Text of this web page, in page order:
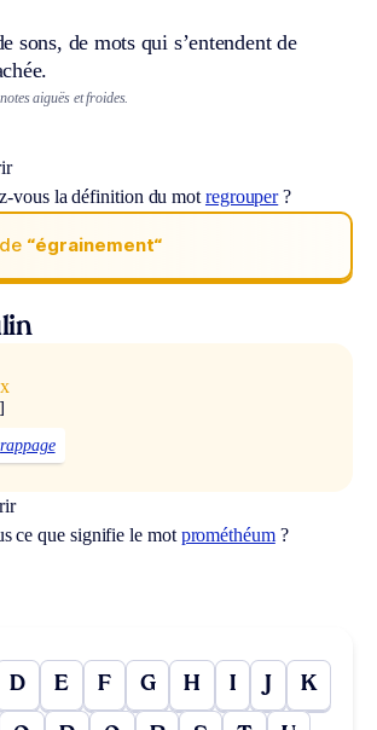
sons, de mots qui s’entendent de
aiguës et froides.
vous la définition du mot regrouper?
“égrainement“
ce que signifie le mot prométhéum?
D E F G H I J K